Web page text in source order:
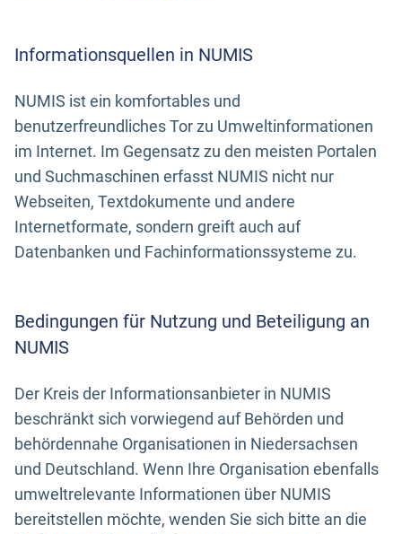
Informationsquellen in NUMIS
NUMIS ist ein komfortables und
benutzerfreundliches Tor zu Umweltinformationen
im Internet. Im Gegensatz zu den meisten Portalen
und Suchmaschinen erfasst NUMIS nicht nur
Webseiten, Textdokumente und andere
Internetformate, sondern greift auch auf
Datenbanken und Fachinformationssysteme zu.
Bedingungen für Nutzung und Beteiligung an
NUMIS
Der Kreis der Informationsanbieter in NUMIS
beschränkt sich vorwiegend auf Behörden und
behördennahe Organisationen in Niedersachsen
und Deutschland. Wenn Ihre Organisation ebenfalls
umweltrelevante Informationen über NUMIS
bereitstellen möchte, wenden Sie sich bitte an die